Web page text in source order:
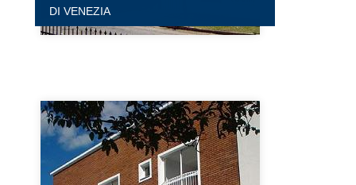
DI VENEZIA